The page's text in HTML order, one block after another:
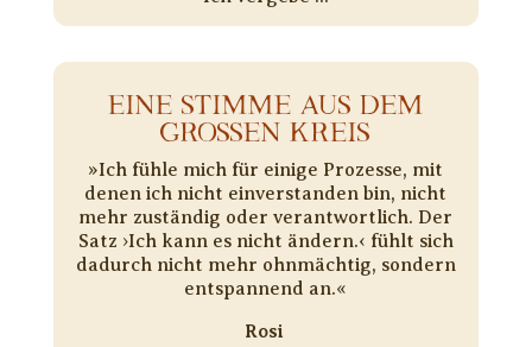
EINE STIMME AUS DEM
GROSSEN KREIS
»Ich fühle mich für einige Prozesse, mit
denen ich nicht einverstanden bin, nicht
mehr zuständig oder verantwortlich. Der
Satz ›Ich kann es nicht ändern.‹ fühlt sich
dadurch nicht mehr ohnmächtig, sondern
entspannend an.«
Rosi